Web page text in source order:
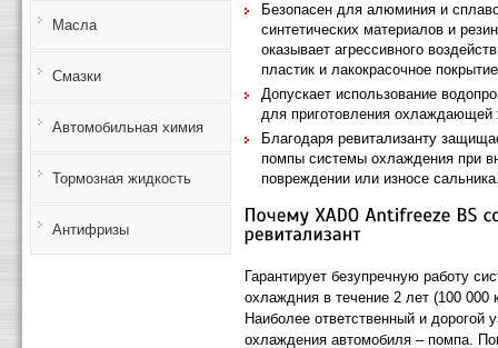
Масла
Смазки
Автомобильная химия
Тормозная жидкость
Антифризы
Безопасен для алюминия и
синтетических материалов и
оказывает агрессивного
пластик и лакокрасочное
Допускает использование
для приготовления охлаждающей
Благодаря ревитализанту
помпы системы охлаждения при
повреждении или износе
Гарантирует безупречную работу
охлаждния в течение 2 лет (100 000
Наиболее ответственный и дорогой
охлаждения автомобиля – помпа.